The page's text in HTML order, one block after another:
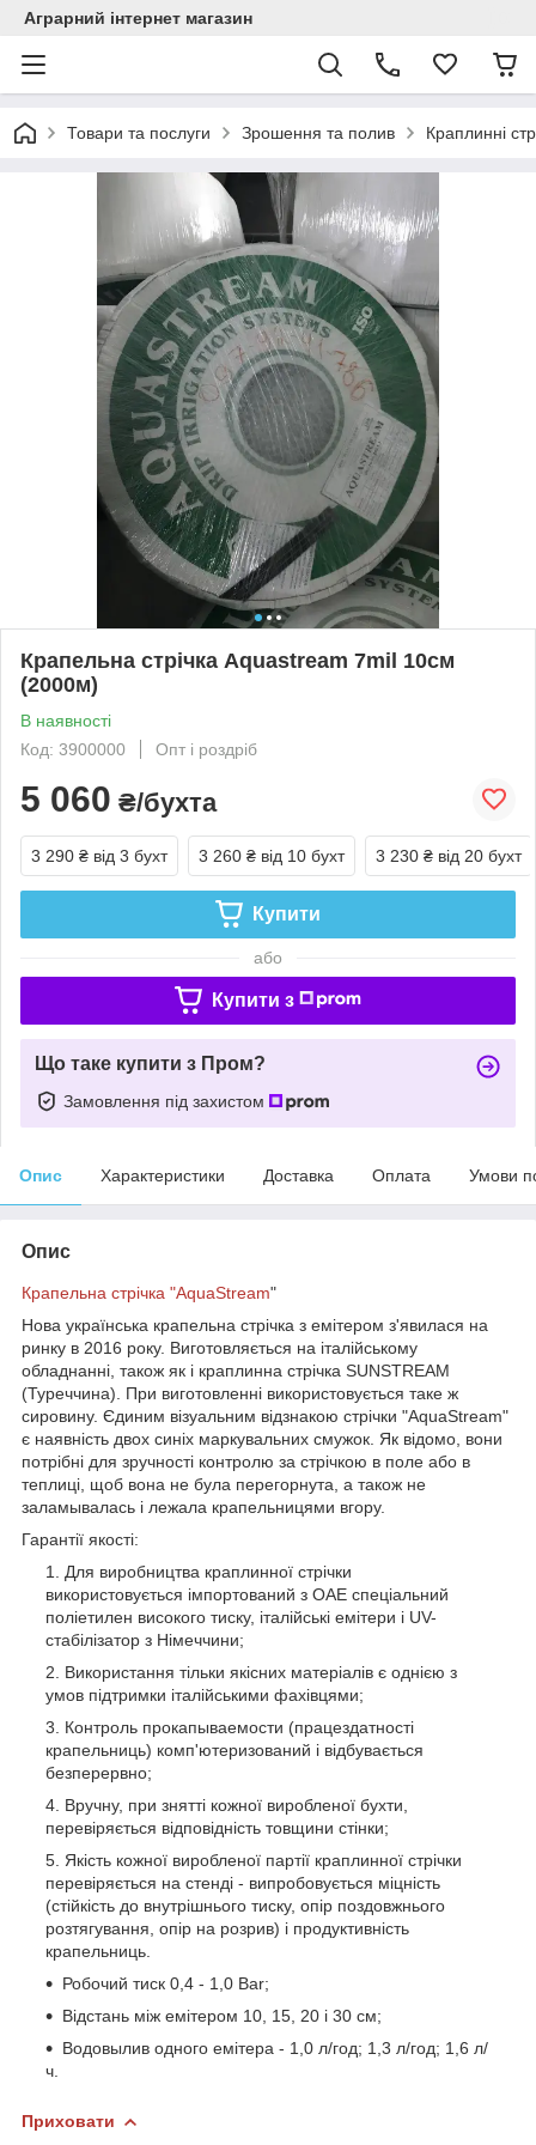
Аграрний інтернет магазин
Товари та послуги Зрошення та полив Краплинні
Крапельна стрічка Aquastream 7mil 10см
(2000м)
В наявності
Код: 3900000
Опт і роздріб
5 060 ₴/бухта
3 290 ₴ від 3 бухт 3 260 ₴ від 10 бухт 3 230 ₴ від 20 бухт
Купити
або
Купити з
Що таке купити з Пром?
Замовлення під захистом
Опис Характеристики Доставка Оплата Умови
Опис
Крапельна стрічка "AquaStream"
Нова українська крапельна стрічка з емітером з'явилася на
ринку в 2016 року. Виготовляється на італійському
обладнанні, також як і краплинна стрічка SUNSTREAM
(Туреччина). При виготовленні використовується таке ж
сировину. Єдиним візуальним відзнакою стрічки "AquaStream"
є наявність двох синіх маркувальних смужок. Як відомо, вони
потрібні для зручності контролю за стрічкою в поле або в
теплиці, щоб вона не була перегорнута, а також не
заламывалась і лежала крапельницями вгору.
Гарантії якості:
Для виробництва краплинної стрічки
використовується імпортований з ОАЕ спеціальний
поліетилен високого тиску, італійські емітери і UV-
стабілізатор з Німеччини;
Використання тільки якісних матеріалів є однією з
умов підтримки італійськими фахівцями;
Контроль прокапываемости (працездатності
крапельниць) комп'ютеризований і відбувається
безперервно;
Вручну, при знятті кожної виробленої бухти,
перевіряється відповідність товщини стінки;
Якість кожної виробленої партії краплинної стрічки
перевіряється на стенді - випробовується міцність
(стійкість до внутрішнього тиску, опір поздовжнього
розтягування, опір на розрив) і продуктивність
крапельниць.
Робочий тиск 0,4 - 1,0 Bar;
Відстань між емітером 10, 15, 20 і 30 см;
Водовылив одного емітера - 1,0 л/год; 1,3 л/год; 1,6 л/
ч.
Приховати